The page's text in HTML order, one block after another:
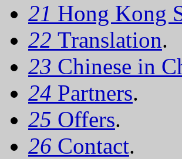
21 Hong Kong
22 Translation.
23 Chinese in
24 Partners.
25 Offers.
26 Contact.